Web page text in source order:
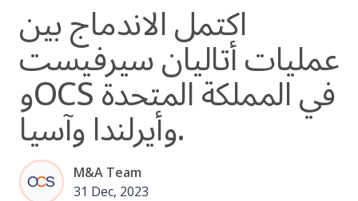
اكتمل الاندماج بين
عمليات أتاليان سيرفيست
وOCS في المملكة المتحدة
وأيرلندا وآسيا.
M&A Team
31 Dec, 2023